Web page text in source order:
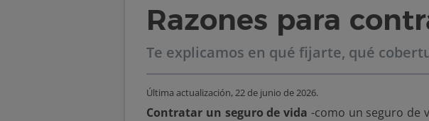
Razones para
Te explicamos en qué fijarte, qué
Última actualización,22 de junio de 2026.
Contratar un seguro de vida -como un seguro de